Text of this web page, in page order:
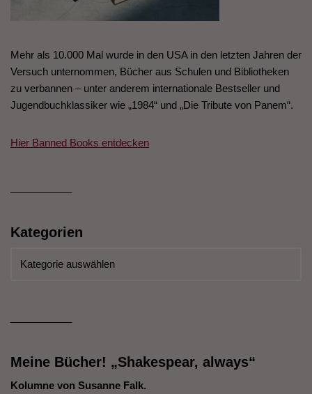
Mehr als 10.000 Mal wurde in den USA in den letzten Jahren der
Versuch unternommen, Bücher aus Schulen und Bibliotheken
zu verbannen – unter anderem internationale Bestseller und
Jugendbuchklassiker wie „1984“ und „Die Tribute von Panem“.
Hier Banned Books entdecken
Kategorien
Meine Bücher! „Shakespear, always“
Kolumne von Susanne Falk.